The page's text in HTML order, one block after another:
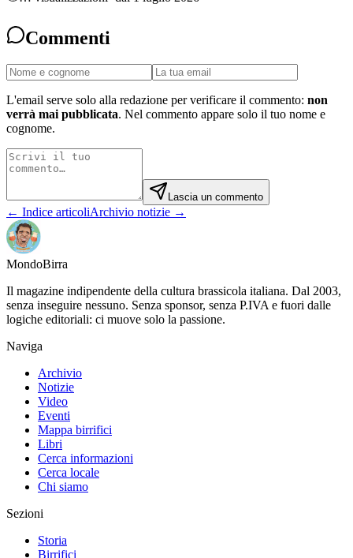
Commenti
L'email serve solo alla redazione per verificare il commento: non
verrà mai pubblicata. Nel commento appare solo il tuo nome e
cognome.
Lascia un commento
← Indice articoliArchivio notizie →
MondoBirra
Il magazine indipendente della cultura brassicola italiana. Dal 2003,
senza inseguire nessuno. Senza sponsor, senza P.IVA e fuori dalle
logiche editoriali: ci muove solo la passione.
Naviga
Archivio
Notizie
Video
Eventi
Mappa birrifici
Libri
Cerca informazioni
Cerca locale
Chi siamo
Sezioni
Storia
Birrifici